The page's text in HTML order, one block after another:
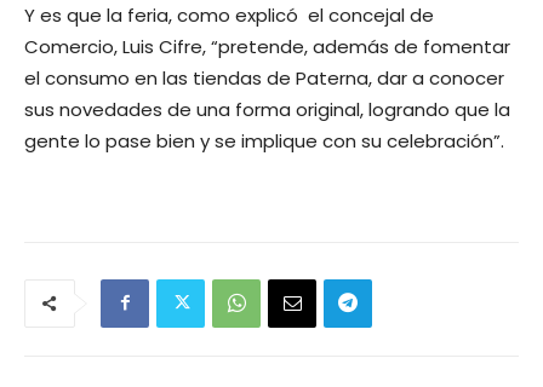
Y es que la feria, como explicó el concejal de
Comercio, Luis Cifre, “pretende, además de fomentar
el consumo en las tiendas de Paterna, dar a conocer
sus novedades de una forma original, logrando que la
gente lo pase bien y se implique con su celebración”.